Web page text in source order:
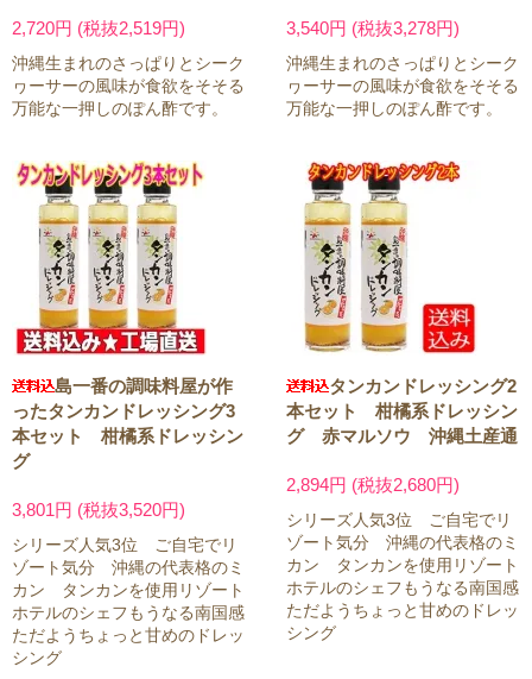
2,720円 (税抜2,519円)
沖縄生まれのさっぱりとシーク
ヮーサーの風味が食欲をそそる
万能な一押しのぽん酢です。
3,540円 (税抜3,278円)
沖縄生まれのさっぱりとシーク
ヮーサーの風味が食欲をそそる
万能な一押しのぽん酢です。
島一番の調味料屋が作
ったタンカンドレッシング3
本セット 柑橘系ドレッシン
グ
3,801円 (税抜3,520円)
シリーズ人気3位 ご自宅でリ
ゾート気分 沖縄の代表格のミ
カン タンカンを使用リゾート
ホテルのシェフもうなる南国感
ただようちょっと甘めのドレッ
シング
タンカンドレッシング2
本セット 柑橘系ドレッシン
グ 赤マルソウ 沖縄土産通
2,894円 (税抜2,680円)
シリーズ人気3位 ご自宅でリ
ゾート気分 沖縄の代表格のミ
カン タンカンを使用リゾート
ホテルのシェフもうなる南国感
ただようちょっと甘めのドレッ
シング